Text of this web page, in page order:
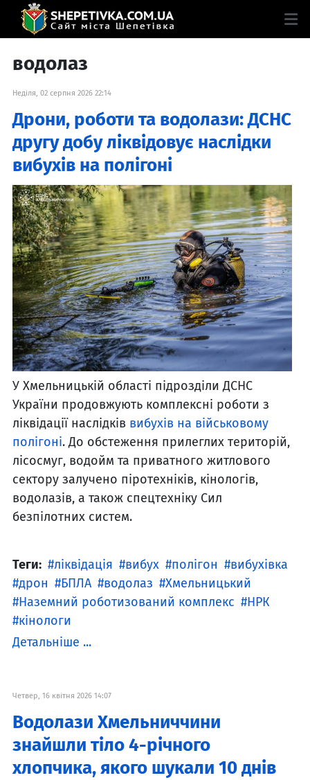
водолаз
Неділя, 02 серпня 2026 22:14
Дрони, роботи та водолази: ДСНС
другу добу ліквідовує наслідки
вибухів на полігоні
У Хмельницькій області підрозділи ДСНС
України продовжують комплексні роботи з
ліквідації наслідків вибухів на військовому
полігоні. До обстеження прилеглих територій,
лісосмуг, водойм та приватного житлового
сектору залучено піротехніків, кінологів,
водолазів, а також спецтехніку Сил
безпілотних систем.
Теги: ліквідація вибух полігон
вибухівка
дрон
БПЛА водолаз
Хмельницький
Наземний роботизований комплекс
НРК
кінологи
Детальніше ...
Четвер, 16 квітня 2026 14:07
Водолази Хмельниччини
знайшли тіло 4-річного
хлопчика, якого шукали 10 днів